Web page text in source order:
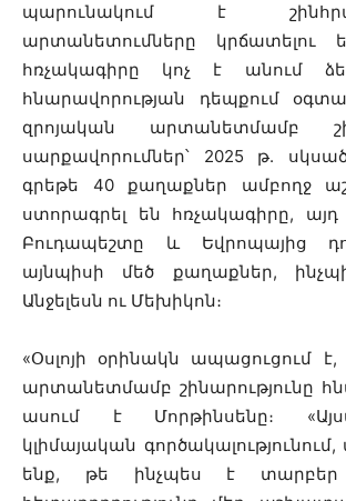
պարունակում է
արտանետումները կրճատելու
հռչակագիրը կոչ է անում
հնարավորության դեպքում
զրոյական արտանետմամբ
սարքավորումներ՝ 2025 թ.
գրեթե 40 քաղաքներ ամբողջ
ստորագրել են հռչակագիրը, այդ
Բուդապեշտը և Եվրոպայից
այնպիսի մեծ քաղաքներ,
Անջելեսն ու Մեխիկոն։
«Օսլոյի օրինակն ապացուցում
արտանետմամբ շինարությունը
ասում է Մորթինսենը։
կլիմայական
ենք, թե ինչպես է տարբեր